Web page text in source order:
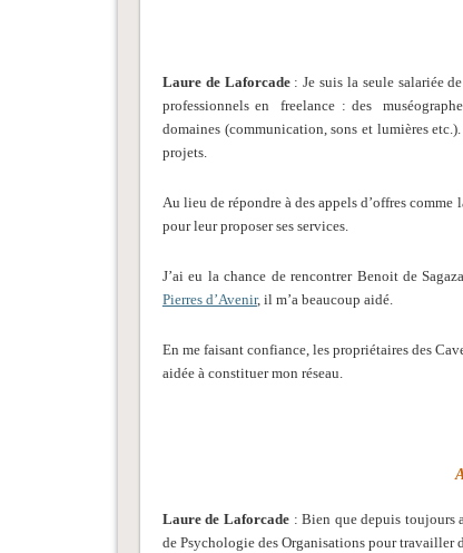
Laure de Laforcade: Je suis la seule salariée
professionnels en freelance : des
domaines (communication, sons et lumières
projets.
Au lieu de répondre à des appels d’offres
pour leur proposer ses services.
J’ai eu la chance de rencontrer Benoit de
Pierres d’Avenir, il m’a beaucoup aidé.
En me faisant confiance, les propriétaires des
aidée à constituer mon réseau.
Laure de Laforcade : Bien que depuis toujours
de Psychologie des Organisations pour travailler